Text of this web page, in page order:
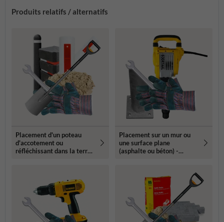
Produits relatifs / alternatifs
Placement d'un poteau
d'accotement ou
réfléchissant dans la terre
Placement sur un mur ou
une surface plane
(asphalte ou béton) -